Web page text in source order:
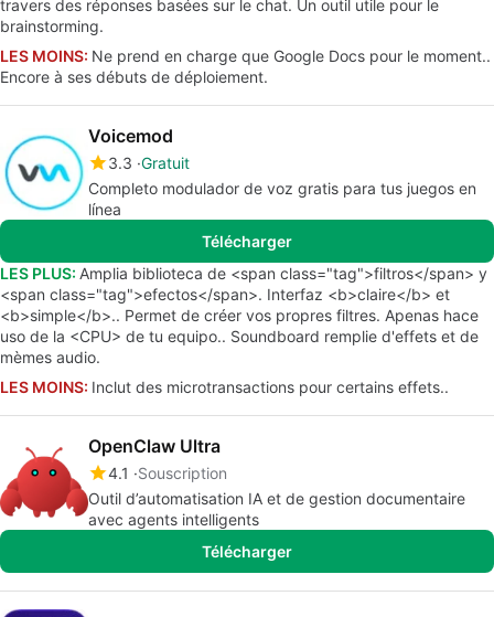
travers des réponses basées sur le chat. Un outil utile pour le
brainstorming.
LES MOINS: Ne prend en charge que Google Docs pour le moment..
Encore à ses débuts de déploiement.
Voicemod
3.3 Gratuit
Completo modulador de voz gratis para tus juegos en
línea
Télécharger
LES PLUS: Amplia biblioteca de <span class="tag">filtros</span> y
<span class="tag">efectos</span>. Interfaz <b>claire</b> et
<b>simple</b>.. Permet de créer vos propres filtres. Apenas hace
uso de la <CPU> de tu equipo.. Soundboard remplie d'effets et de
mèmes audio.
LES MOINS: Inclut des microtransactions pour certains effets..
OpenClaw Ultra
4.1
Souscription
Outil d’automatisation IA et de gestion documentaire
avec agents intelligents
Télécharger